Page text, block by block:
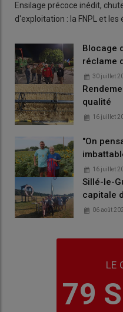
Ensilage précoce inédit,
d'exploitation : la FNPL et
Blocage
réclame
30 juillet
qualité
16 juillet
"On
16 juillet
Sillé-le-
capitale
06 août
LE
79